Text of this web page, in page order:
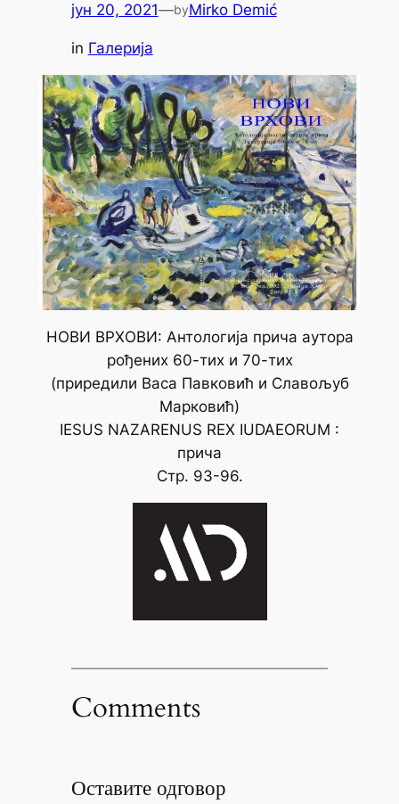
јун 20, 2021—byMirko Demić
in Галерија
НОВИ ВРХОВИ: Антологија прича аутора
рођених 60-тих и 70-тих
(приредили Васа Павковић и Славољуб
Марковић)
IESUS NAZARENUS REX IUDAEORUM :
прича
Стр. 93-96.
Comments
Оставите одговор